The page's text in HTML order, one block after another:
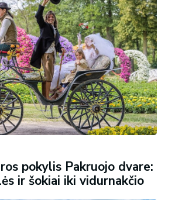
pokylis Pakruojo dvare:
ir šokiai iki vidurnakčio